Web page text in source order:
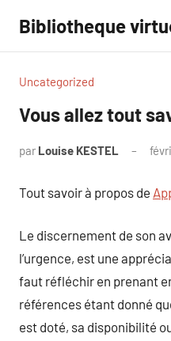
contenu
Bibliotheque
Uncategorized
Vous allez tout
par Louise KESTEL
Tout savoir à propos de
Le discernement de son
l’urgence, est une
faut réfléchir en prenant
références étant donné
est doté, sa disponibilité